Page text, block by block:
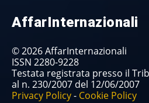
AffarInternazionali
© 2026 AffarInternazionali
ISSN 2280-9228
Testata registrata presso il
al n. 230/2007 del 12/06/2007
Privacy Policy- Cookie Policy